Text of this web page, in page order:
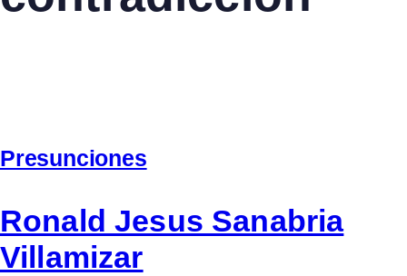
Presunciones
Ronald Jesus Sanabria
Villamizar